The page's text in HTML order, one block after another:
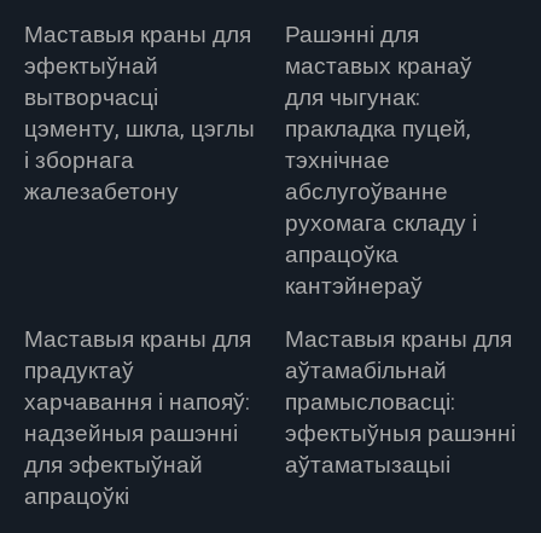
Маставыя краны для
эфектыўнай
вытворчасці
цэменту, шкла, цэглы
і зборнага
жалезабетону
Рашэнні для
маставых кранаў
для чыгунак:
пракладка пуцей,
тэхнічнае
абслугоўванне
рухомага складу і
апрацоўка
кантэйнераў
Маставыя краны для
прадуктаў
харчавання і напояў:
надзейныя рашэнні
для эфектыўнай
апрацоўкі
Маставыя краны для
аўтамабільнай
прамысловасці:
эфектыўныя рашэнні
аўтаматызацыі